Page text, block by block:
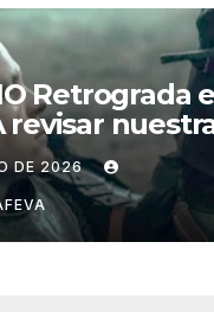
Retrograda
revisar
pasadas y
futuras
DE 2026